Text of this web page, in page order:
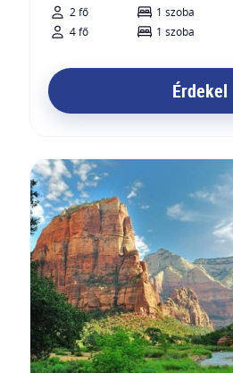
2 fő 1 szoba
4 fő 1 szoba
Érdekel